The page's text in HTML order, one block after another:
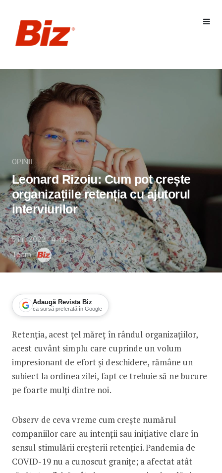
OPINII
Leonard Rizoiu: Cum pot crește
organizațiile retenția cu ajutorul
interviurilor
5 iul. 2022 4min
Team
Adaugă Revista Biz
ca sursă preferată în Google
Leonard Rizoiu: Cum pot crește
Retenția, acest țel măreț în rândul organizațiilor,
acest cuvânt simplu care cuprinde un volum
impresionant de efort și deschidere, rămâne un
subiect la ordinea zilei, fapt ce trebuie să ne bucure
pe foarte mulți dintre noi.
Observ de ceva vreme cum crește numărul
companiilor care au intenții sau inițiative clare în
sensul stimulării creșterii retenției. Pandemia de
COVID-19 nu a cunoscut granițe; a afectat atât